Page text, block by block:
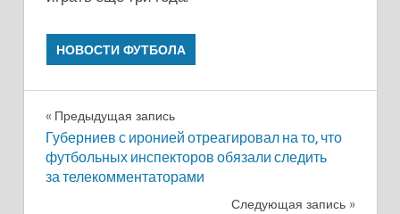
НОВОСТИ ФУТБОЛА
Навигация
по
записям
Предыдущая запись
Губерниев с иронией отреагировал на то, что
футбольных инспекторов обязали следить
за телекомментаторами
Следующая запись